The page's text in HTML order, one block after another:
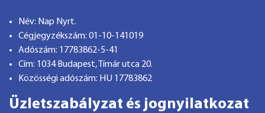
Név: Nap Nyrt.
Cégjegyzékszám: 01-10-141019
Adószám: 17783862-5-41
Cím: 1034 Budapest, Tímár utca 20.
Közösségi adószám: HU 17783862
Üzletszabályzat és jognyilatkozat